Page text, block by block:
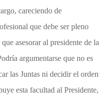
careciendo de
que debe ser pleno
asesorar al presidente de la
argumentarse que no es
las Juntas ni decidir el orden
esta facultad al Presidente,